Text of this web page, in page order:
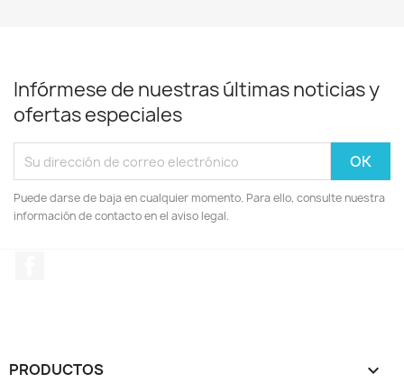
Infórmese de nuestras últimas noticias y
ofertas especiales
Puede darse de baja en cualquier momento. Para ello, consulte nuestra
información de contacto en el aviso legal.
PRODUCTOS 